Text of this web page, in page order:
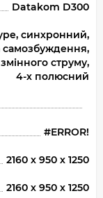
Datakom D300
синхронний,
самозбуждення,
струму,
4-х полюсний
#ERROR!
2160 х 950 х 1250
2160 х 950 х 1250